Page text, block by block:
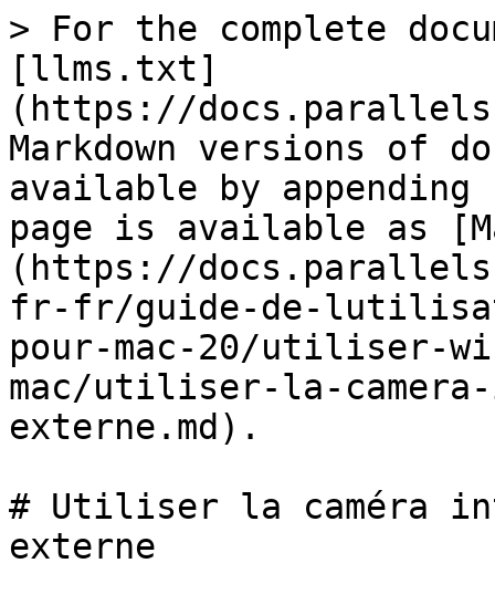
> For the complete
[llms.txt]
(https://
Markdown versions of
available by
page is available as
(https://
fr-fr/guide-de-
pour-mac-20/utiliser-
mac/utiliser-la-camera-
externe.md).
# Utiliser la caméra
externe